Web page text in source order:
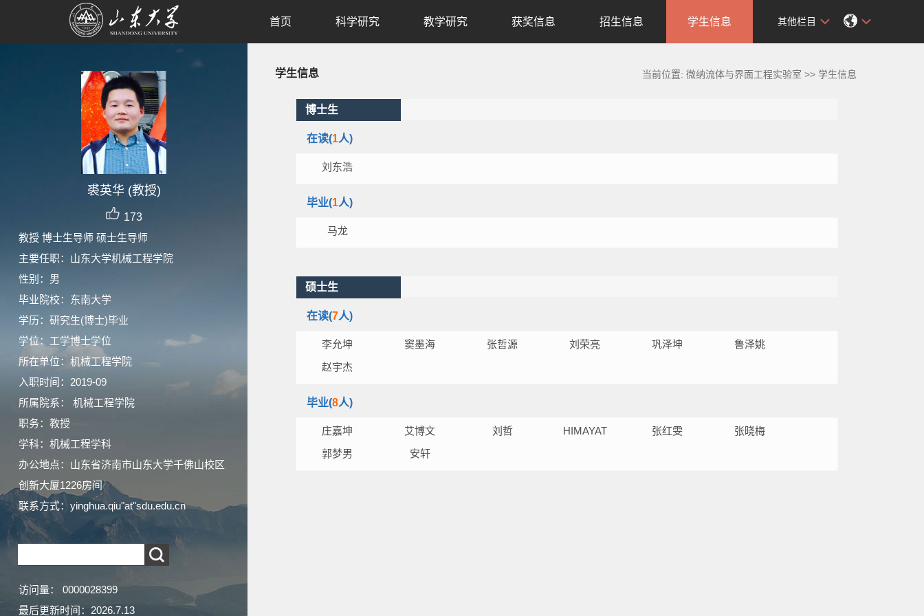
裘英华 (教授)
173
教授 博士生导师 硕士生导师
主要任职：山东大学机械工程学院
性别：男
毕业院校：东南大学
学历：研究生(博士)毕业
学位：工学博士学位
所在单位：机械工程学院
入职时间：2019-09
所属院系： 机械工程学院
职务：教授
学科：机械工程学科
办公地点：山东省济南市山东大学千佛山校区
创新大厦1226房间
联系方式： yinghua.qiu"at"sdu.edu.cn
访问量： 0000028399
最后更新时间： 2026.7.13
首页 科学研究 教学研究 获奖信息 招生信息 学生信息 其他栏目
学生信息 当前位置:微纳流体与界面工程实验室 >> 学生信息
博士生
在读(1人)
刘东浩
毕业(1人)
马龙
硕士生
在读(7人)
李允坤 窦墨海 张哲源 刘荣亮 巩泽坤
鲁泽姚
赵宇杰
毕业(8人)
庄嘉坤 艾博文 刘哲
HIMAYAT
张红雯
张晓梅
郭梦男
安轩